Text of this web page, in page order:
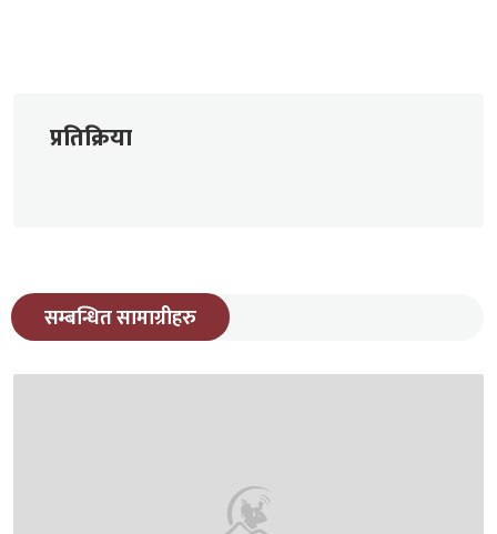
प्रतिक्रिया
सम्बन्धित सामाग्रीहरु